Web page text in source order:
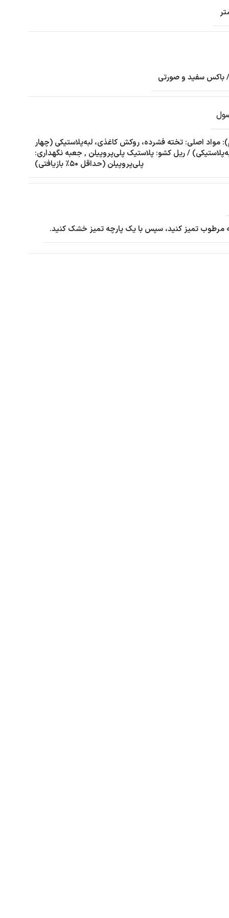
باکس سفید و صورتی
مواد اصلی: تخته فشرده، روکش کاغذی، لبه‌پلاستیکی (چهار
/ ریل کشو: پلاستیک پلی‌پروپیلن , جعبه نگهداری:
پلی‌پروپیلن (حداقل ۵۰٪ بازیافتی)
مرطوب تمیز کنید، سپس با یک پارچه تمیز خشک کنید.